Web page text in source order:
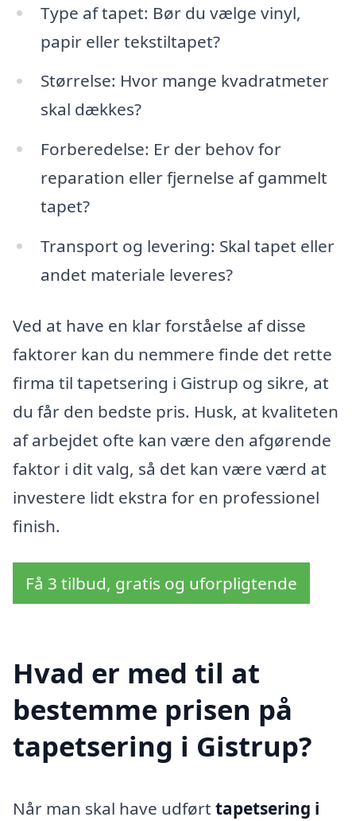
Type af tapet: Bør du vælge vinyl,
papir eller tekstiltapet?
Størrelse: Hvor mange kvadratmeter
skal dækkes?
Forberedelse: Er der behov for
reparation eller fjernelse af gammelt
tapet?
Transport og levering: Skal tapet eller
andet materiale leveres?
Ved at have en klar forståelse af disse
faktorer kan du nemmere finde det rette
firma til tapetsering i Gistrup og sikre, at
du får den bedste pris. Husk, at kvaliteten
af arbejdet ofte kan være den afgørende
faktor i dit valg, så det kan være værd at
investere lidt ekstra for en professionel
finish.
Få 3 tilbud, gratis og uforpligtende
Hvad er med til at
bestemme prisen på
tapetsering i Gistrup?
Når man skal have udført tapetsering i